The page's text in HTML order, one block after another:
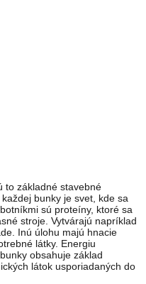
to základné stavebné
bunky je svet, kde sa
sú proteíny, ktoré sa
stroje. Vytvárajú napríklad
Inú úlohu majú hnacie
látky. Energiu
obsahuje základ
látok usporiadaných do